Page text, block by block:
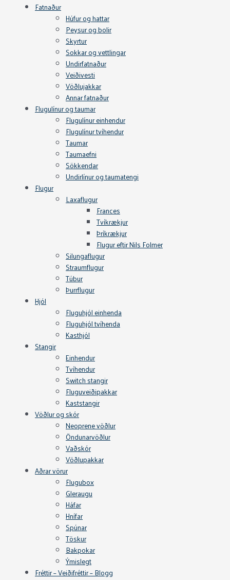
Fatnaður
Húfur og hattar
Peysur og bolir
Skyrtur
Sokkar og vettlingar
Undirfatnaður
Veiðivesti
Vöðlujakkar
Annar fatnaður
Flugulínur og taumar
Flugulínur einhendur
Flugulínur tvíhendur
Taumar
Taumaefni
Sökkendar
Undirlínur og taumatengi
Flugur
Laxaflugur
Frances
Tvíkrækjur
Þríkrækjur
Flugur eftir Nils Folmer
Silungaflugur
Straumflugur
Túbur
Þurrflugur
Hjól
Fluguhjól einhenda
Fluguhjól tvíhenda
Kasthjól
Stangir
Einhendur
Tvíhendur
Switch stangir
Fluguveiðipakkar
Kaststangir
Vöðlur og skór
Neoprene vöðlur
Öndunarvöðlur
Vaðskór
Vöðlupakkar
Aðrar vörur
Flugubox
Gleraugu
Háfar
Hnífar
Spúnar
Töskur
Bakpokar
Ýmislegt
Fréttir – Veiðifréttir – Blogg